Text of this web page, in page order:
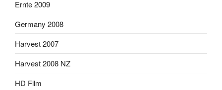
Ernte 2009
Germany 2008
Harvest 2007
Harvest 2008 NZ
HD Film